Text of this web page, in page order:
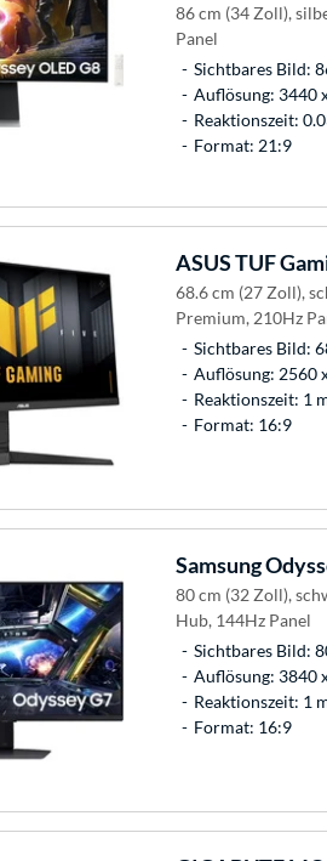
86 cm (34 Zoll),
Panel
Sichtbares Bild:
Auflösung: 3440
Reaktionszeit:
Format: 21:9
ASUSTUF
68.6 cm (27 Zoll),
Premium, 210Hz
Sichtbares Bild:
Auflösung: 2560
Reaktionszeit: 1
Format: 16:9
Samsung
80 cm (32 Zoll),
Hub, 144Hz Panel
Sichtbares Bild:
Auflösung: 3840
Reaktionszeit: 1
Format: 16:9